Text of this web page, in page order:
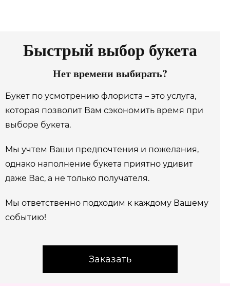
Быстрый выбор букета
Нет времени выбирать?
Букет по усмотрению флориста – это услуга,
которая позволит Вам сэкономить время при
выборе букета.
Мы учтем Ваши предпочтения и пожелания,
однако наполнение букета приятно удивит
даже Вас, а не только получателя.
Мы ответственно подходим к каждому Вашему
событию!
Заказать